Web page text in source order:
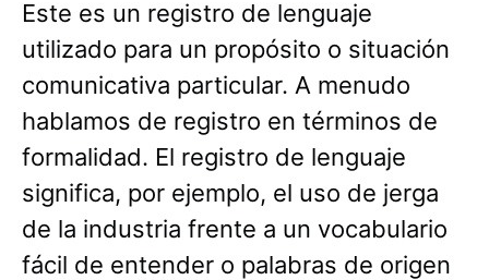
Este es un registro de lenguaje
utilizado para un propósito o situación
comunicativa particular. A menudo
hablamos de registro en términos de
formalidad. El registro de lenguaje
significa, por ejemplo, el uso de jerga
de la industria frente a un vocabulario
fácil de entender o palabras de origen